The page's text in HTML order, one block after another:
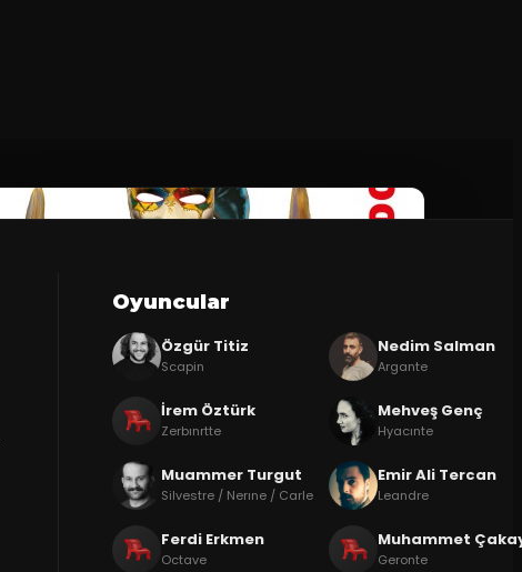
Oyuncular
Özgür Titiz
Scapin
Nedim Salman
Argante
İrem Öztürk
Zerbınrtte
Mehveş Genç
Hyacınte
Muammer Turgut
Silvestre / Nerıne / Carle
Emir Ali Tercan
Leandre
Ferdi Erkmen
Octave
Muhammet
Geronte